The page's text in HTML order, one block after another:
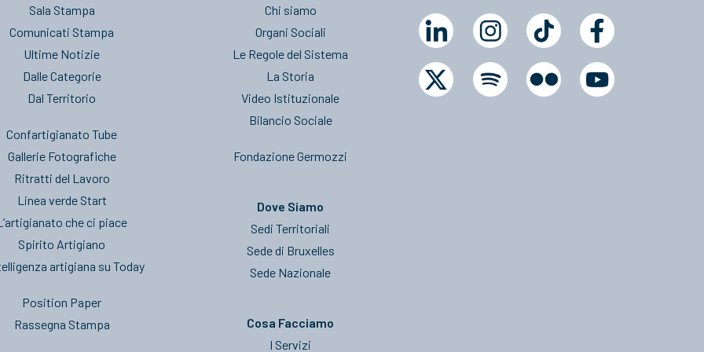
Sala Stampa
Comunicati Stampa
Ultime Notizie
Dalle Categorie
Dal Territorio
Confartigianato Tube
Gallerie Fotografiche
Ritratti del Lavoro
Linea verde Start
che ci piace
Spirito Artigiano
artigiana su Today
Position Paper
Rassegna Stampa
Chi siamo
Organi Sociali
Le Regole del Sistema
La Storia
Video Istituzionale
Bilancio Sociale
Fondazione Germozzi
Dove Siamo
Sedi Territoriali
Sede di Bruxelles
Sede Nazionale
Cosa Facciamo
I Servizi